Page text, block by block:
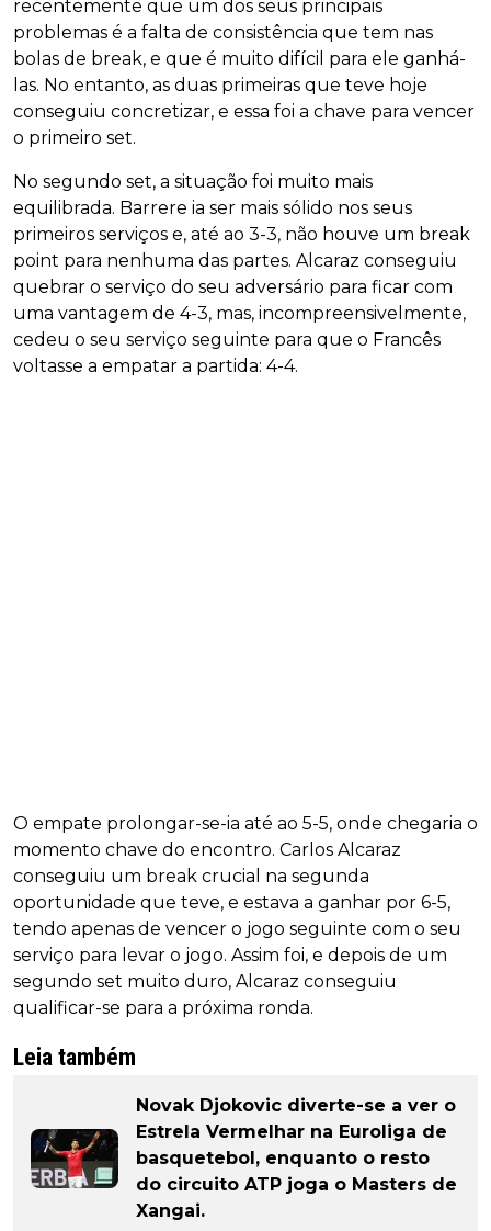
recentemente que um dos seus principais
problemas é a falta de consistência que tem nas
bolas de break, e que é muito difícil para ele ganhá-
las. No entanto, as duas primeiras que teve hoje
conseguiu concretizar, e essa foi a chave para vencer
o primeiro set.
No segundo set, a situação foi muito mais
equilibrada. Barrere ia ser mais sólido nos seus
primeiros serviços e, até ao 3-3, não houve um break
point para nenhuma das partes. Alcaraz conseguiu
quebrar o serviço do seu adversário para ficar com
uma vantagem de 4-3, mas, incompreensivelmente,
cedeu o seu serviço seguinte para que o Francês
voltasse a empatar a partida: 4-4.
O empate prolongar-se-ia até ao 5-5, onde chegaria o
momento chave do encontro. Carlos Alcaraz
conseguiu um break crucial na segunda
oportunidade que teve, e estava a ganhar por 6-5,
tendo apenas de vencer o jogo seguinte com o seu
serviço para levar o jogo. Assim foi, e depois de um
segundo set muito duro, Alcaraz conseguiu
qualificar-se para a próxima ronda.
Leia também
Novak Djokovic diverte-se a ver o
Estrela Vermelhar na Euroliga de
basquetebol, enquanto o resto
do circuito ATP joga o Masters de
Xangai.